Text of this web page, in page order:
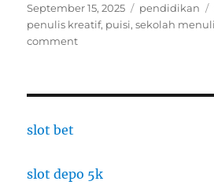
Posted
on
September 15, 2025 Categories
pendidikan
penulis kreatif, puisi,sekolah
commenton
Novel
slot bet
slot depo 5k